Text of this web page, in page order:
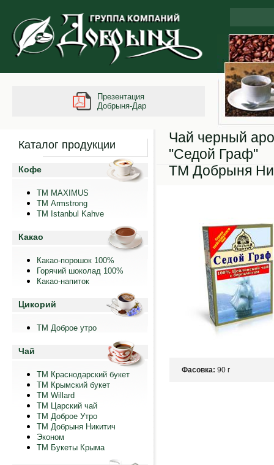
Презентация
Добрыня-Дар
Каталог продукции
Кофе
ТМ MAXIMUS
ТМ Armstrong
TM Istanbul Kahve
Какао
Какао-порошок 100%
Горячий шоколад 100%
Какао-напиток
Цикорий
ТМ Доброе утро
Чай
ТМ Краснодарский букет
ТМ Крымский букет
ТМ Willard
ТМ Царский чай
ТМ Доброе Утро
ТМ Добрыня Никитич
Эконом
ТМ Букеты Крыма
Чай черный
"Седой Граф"
ТМ Добрыня
Фасовка: 90 г